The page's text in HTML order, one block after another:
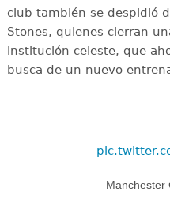
club también se despidió
Stones, quienes cierran
institución celeste, que
busca de un nuevo
— Manchester